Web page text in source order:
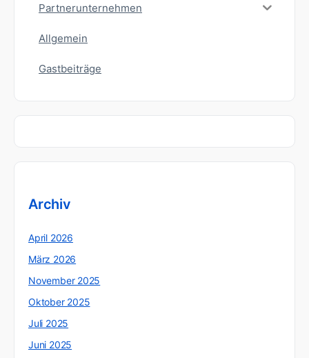
Partnerunternehmen
Allgemein
Gastbeiträge
Archiv
April 2026
März 2026
November 2025
Oktober 2025
Juli 2025
Juni 2025